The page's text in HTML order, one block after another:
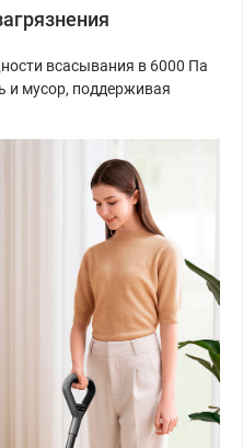
всасывания в 6000 Па
и мусор, поддерживая